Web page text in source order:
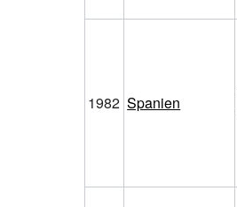
1982 Spanien